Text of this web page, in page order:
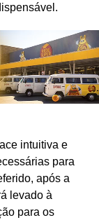
intuitiva e
para
após a
levado à
para os